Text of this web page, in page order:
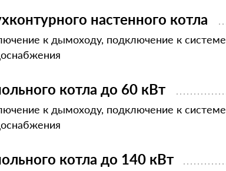
настенного котла
к дымоходу, подключение к системе
котла до 60 кВт
к дымоходу, подключение к системе
котла до 140 кВт